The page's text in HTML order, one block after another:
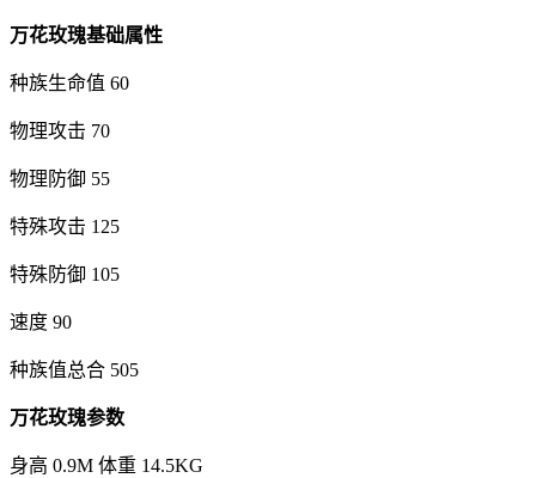
万花玫瑰基础属性
种族生命值 60
物理攻击 70
物理防御 55
特殊攻击 125
特殊防御 105
速度 90
种族值总合 505
万花玫瑰参数
身高 0.9M 体重 14.5KG